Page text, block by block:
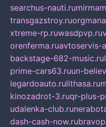
searchus-nauti.ru
transgazstroy.ru
xtreme-rp.ruwasdpvp.ru
orenferma.ruavtoservis-
backstage-682-music.ru
prime-cars63.ruun-
legardoauto.rulithasa.ru
kinozadrot-3.ruqr-plus-
udalenka-club.ru
dash-cash-now.ru